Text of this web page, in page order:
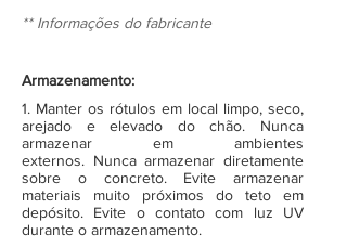
** Informações do fabricante
Armazenamento:
1. Manter os rótulos em local limpo, seco,
arejado e elevado do chão. Nunca
armazenar em ambientes
externos. Nunca armazenar diretamente
sobre o concreto. Evite armazenar
materiais muito próximos do teto em
depósito. Evite o contato com luz UV
durante o armazenamento.